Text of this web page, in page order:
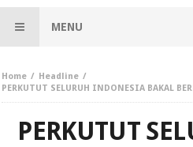
MENU
Home
Headline
PERKUTUT SELURUH INDONESIA BAKAL
PERKUTUT